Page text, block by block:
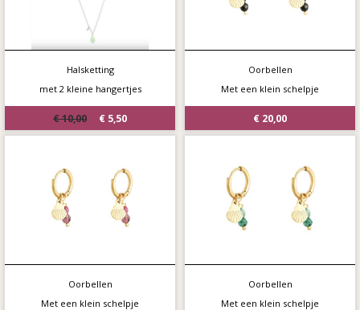
Halsketting
met 2 kleine hangertjes
€ 10,00 € 5,50
Oorbellen
Met een klein schelpje
€ 20,00
Oorbellen
Met een klein schelpje
Oorbellen
Met een klein schelpje